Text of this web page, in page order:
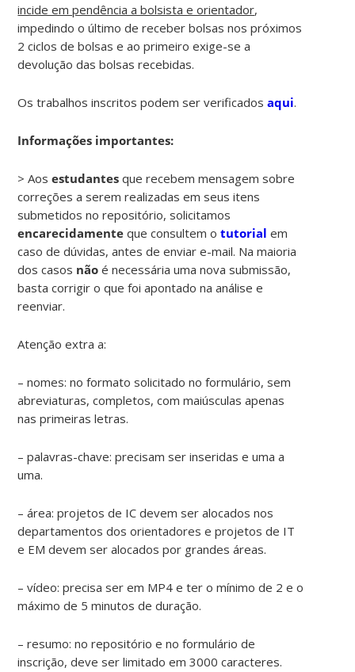
incide em pendência a bolsista e orientador,
impedindo o último de receber bolsas nos próximos
2 ciclos de bolsas e ao primeiro exige-se a
devolução das bolsas recebidas.
Os trabalhos inscritos podem ser verificadosaqui.
Informações importantes:
> Aosestudantesque recebem mensagem sobre
correções a serem realizadas em seus itens
submetidos no repositório, solicitamos
encarecidamente que consultem otutorial em
caso de dúvidas, antes de enviar e-mail. Na maioria
dos casos não é necessária uma nova submissão,
basta corrigir o que foi apontado na análise e
reenviar.
Atenção extra a:
– nomes: no formato solicitado no formulário, sem
abreviaturas, completos, com maiúsculas apenas
nas primeiras letras.
– palavras-chave: precisam ser inseridas e uma a
uma.
– área: projetos de IC devem ser alocados nos
departamentos dos orientadores e projetos de IT
e EM devem ser alocados por grandes áreas.
– vídeo: precisa ser em MP4 e ter o mínimo de 2 e o
máximo de 5 minutos de duração.
– resumo: no repositório e no formulário de
inscrição, deve ser limitado em 3000 caracteres.